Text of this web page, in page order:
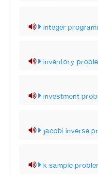
integer
inventory
investment
jacobi inverse
k sample